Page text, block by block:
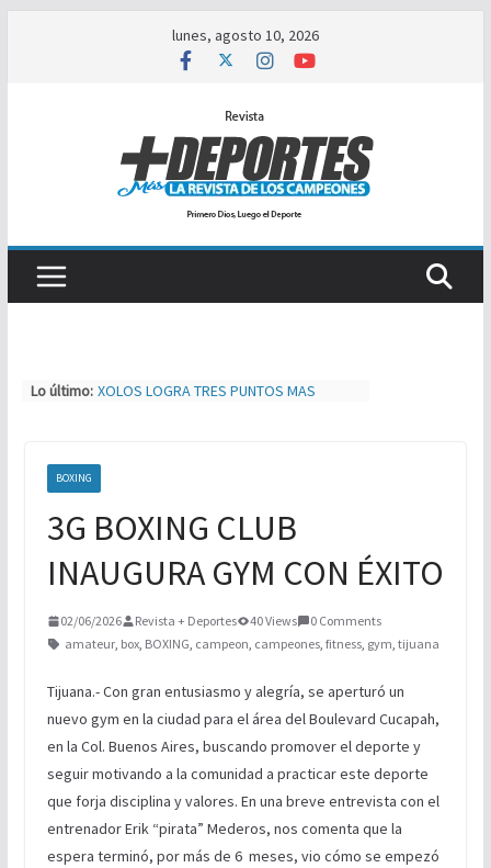
lunes, agosto 10, 2026
Lo último: XOLOS LOGRA TRES PUNTOS MAS
TORNEO DE PAINTBALL
BOXEO INTERNACIONAL
BOXING
3G BOXING CLUB
INAUGURA GYM CON ÉXITO
02/06/2026 Revista + Deportes 40 Views
0 Comments
amateur, box, BOXING, campeon, campeones, fitness, gym, tijuana
Tijuana.- Con gran entusiasmo y alegría, se aperturó un
nuevo gym en la ciudad para el área del Boulevard Cucapah,
en la Col. Buenos Aires, buscando promover el deporte y
seguir motivando a la comunidad a practicar este deporte
que forja disciplina y valores. En una breve entrevista con el
entrenador Erik “pirata” Mederos, nos comenta que la
espera terminó, por más de 6 meses, vio cómo se empezó